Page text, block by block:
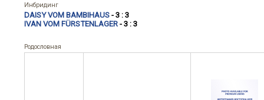
Инбридинг
DAISY VOM BAMBIHAUS - 3 : 3
IVAN VOM FÜRSTENLAGER - 3 : 3
Родословная